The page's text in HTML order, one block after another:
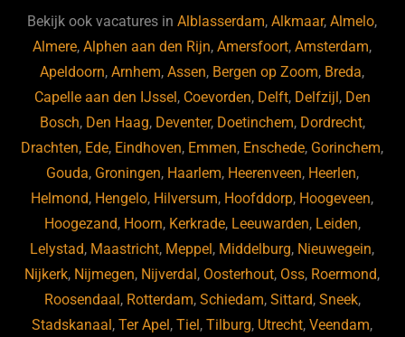
b
o
o
k
d
s
a
m
ky dI
n
Bekijk ook vacatures inAlblasserdam,Alkmaar,Almelo,
Almere,Alphen aan den Rijn,Amersfoort,Amsterdam,
Apeldoorn,Arnhem,Assen, Bergen op Zoom, Breda,
Capelle aan den IJssel, Coevorden, Delft, Delfzijl, Den
Bosch, Den Haag, Deventer, Doetinchem, Dordrecht,
Drachten, Ede, Eindhoven, Emmen, Enschede, Gorinchem,
Gouda, Groningen, Haarlem, Heerenveen, Heerlen,
Helmond, Hengelo, Hilversum, Hoofddorp, Hoogeveen,
Hoogezand, Hoorn, Kerkrade, Leeuwarden, Leiden,
Lelystad, Maastricht, Meppel, Middelburg, Nieuwegein,
Nijkerk, Nijmegen, Nijverdal, Oosterhout, Oss, Roermond,
Roosendaal, Rotterdam, Schiedam, Sittard, Sneek,
Stadskanaal,Ter Apel,Tiel,Tilburg, Utrecht,Veendam,